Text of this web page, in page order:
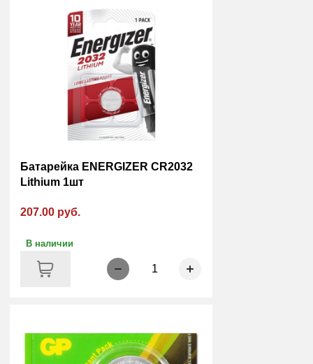
Батарейка ENERGIZER CR2032
Lithium 1шт
207.00 руб.
В наличии
1